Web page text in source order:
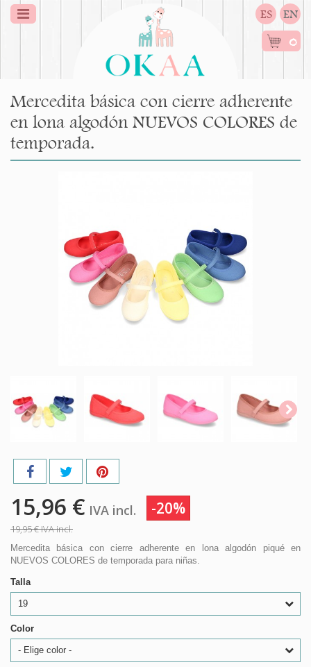
ES EN
0
Mercedita básica con cierre adherente
en lona algodón NUEVOS COLORES de
temporada.
15,96 € IVA incl. -20%
19,95 €IVA incl.
Mercedita básica con cierre adherente en lona algodón piqué en
NUEVOS COLORES de temporada para niñas.
Talla
19
Color
- Elige color -